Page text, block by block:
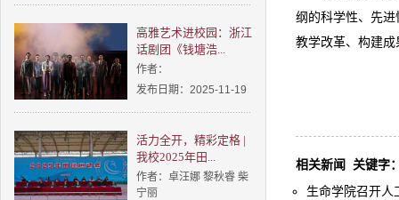
高雅艺术进校园：浙江
话剧团《钱塘浩...
作者：
发布日期：2025-11-19
活力全开，精彩定格 |
我校2025年田...
作者：卓汪娜 黎秋睿 柴
宁丽
纲的科学性、先
教学改革、构建
相关新闻
关键字
生命学院召开人